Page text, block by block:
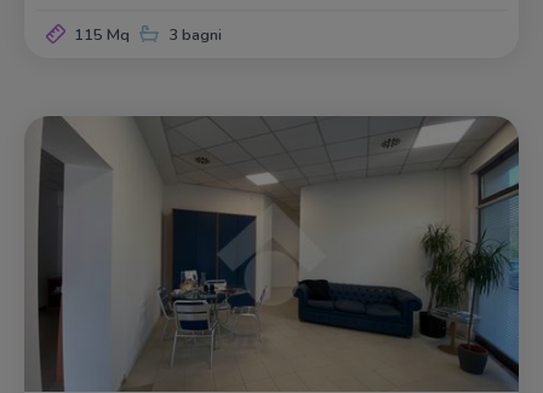
115 Mq 3 bagni